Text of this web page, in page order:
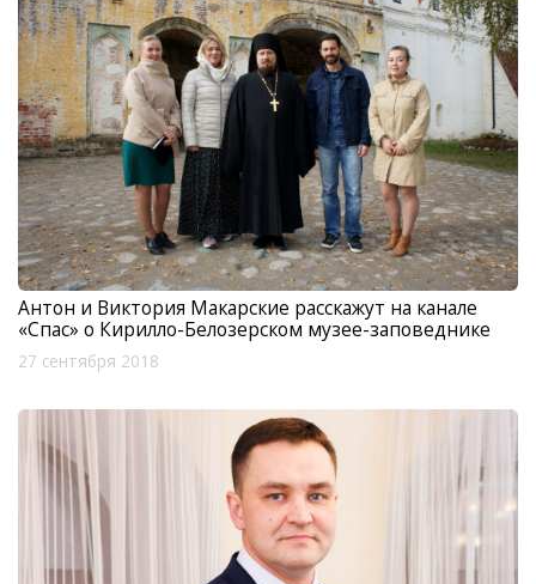
Антон и Виктория Макарские расскажут на канале
«Спас» о Кирилло-Белозерском музее-заповеднике
27 сентября 2018